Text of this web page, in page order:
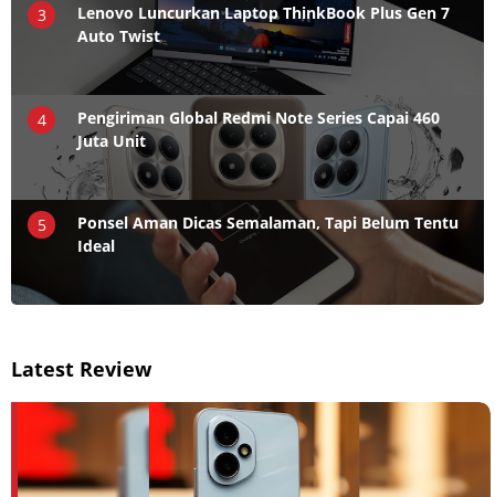
3
Lenovo Luncurkan Laptop ThinkBook Plus Gen 7
Auto Twist
4
Pengiriman Global Redmi Note Series Capai 460
Juta Unit
5
Ponsel Aman Dicas Semalaman, Tapi Belum Tentu
Ideal
Latest Review